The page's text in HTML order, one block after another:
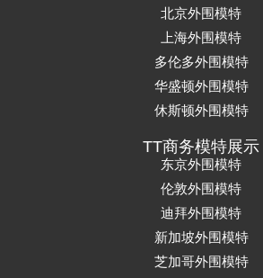
北京外围模特
上海外围模特
多伦多外围模特
华盛顿外围模特
休斯顿外围模特
TT商务模特展示
东京外围模特
伦敦外围模特
迪拜外围模特
新加坡外围模特
芝加哥外围模特